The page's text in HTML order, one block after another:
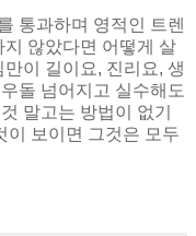
통과하며 영적인 트렌
않았다면 어떻게 살
이 길이요, 진리요, 생
돌 넘어지고 실수해도
말고는 방법이 없기
이 보이면 그것은 모두